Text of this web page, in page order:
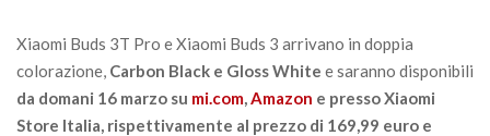
Xiaomi Buds 3T Pro e Xiaomi Buds 3 arrivano in doppia
colorazione, Carbon Black e Gloss White e saranno disponibili
da domani 16 marzo su mi.com,Amazon e presso Xiaomi
Store Italia, rispettivamente al prezzo di 169,99 euro e